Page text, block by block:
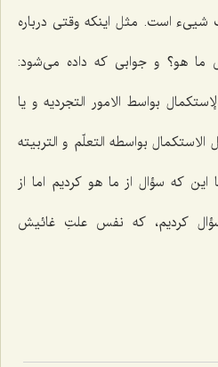
است. مثل اینكه وقتى درباره
هو؟ و جوابى كه داده مى‌شود:
بواسط الامور التجردیه و یا
بواسطه التعلّم و التربیته
این كه سؤال از ما هو كردیم اما از
كردیم، كه نفس علتِ غائیش